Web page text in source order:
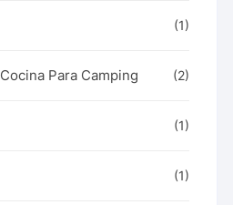
(1)
Para Camping (2)
(1)
(1)